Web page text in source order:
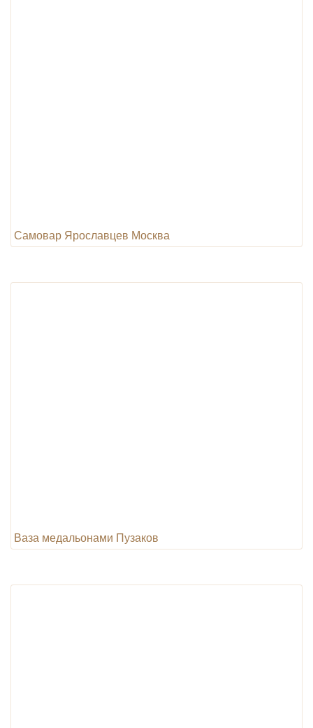
Самовар Ярославцев Москва
Ваза медальонами Пузаков